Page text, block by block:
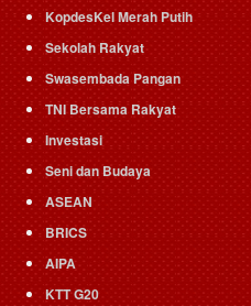
KopdesKel Merah Putih
Sekolah Rakyat
Swasembada Pangan
TNI Bersama Rakyat
Investasi
Seni dan Budaya
ASEAN
BRICS
AIPA
KTT G20